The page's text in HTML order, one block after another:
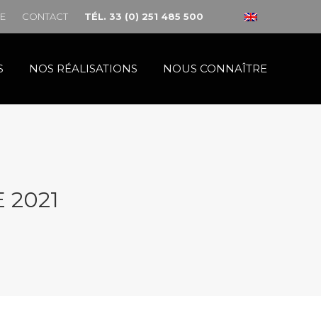
CONTACT TÉL. 33 (0) 251 485 500
NOS RÉALISATIONS NOUS CONNAÎTRE
2021